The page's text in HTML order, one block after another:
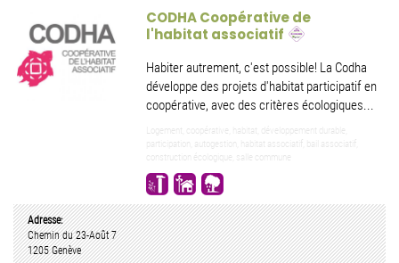
CODHA Coopérative de
l'habitat associatif
Habiter autrement, c'est possible! La Codha
développe des projets d'habitat participatif en
coopérative, avec des critères écologiques...
Logement, coopérative, habitat, développement durable,
participation, autogestion, habitat associatif, bail associatif,
construction écologique, salle commune
Adresse:
Chemin du 23-Août 7
1205 Genève